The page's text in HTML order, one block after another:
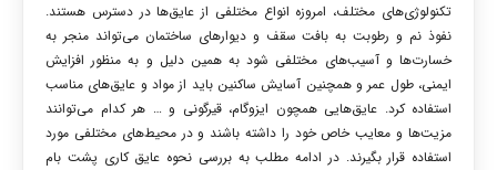
تکنولوژی‌های مختلف، امروزه انواع مختلفی از عایق‌ها در دسترس هستند.
نفوذ نم و رطوبت به بافت سقف و دیوارهای ساختمان می‌تواند منجر به
خسارت‌ها و آسیب‌های مختلفی شود به همین دلیل و به منظور افزایش
ایمنی، طول عمر و همچنین آسایش ساکنین باید از مواد و عایق‌های مناسب
استفاده کرد. عایق‌هایی همچون ایزوگام، قیرگونی و … هر کدام می‌توانند
مزیت‌ها و معایب خاص خود را داشته باشند و در محیط‌های مختلفی مورد
استفاده قرار بگیرند. در ادامه مطلب به بررسی نحوه عایق کاری پشت بام